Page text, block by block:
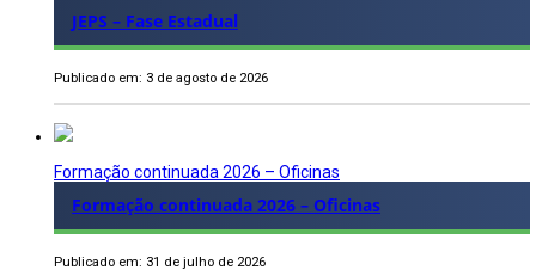
JEPS – Fase Estadual
Publicado em: 3 de agosto de 2026
Formação continuada 2026 – Oficinas
Formação continuada 2026 – Oficinas
Publicado em: 31 de julho de 2026